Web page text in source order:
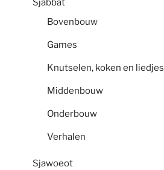
Sjabbat
Bovenbouw
Games
Knutselen, koken en liedjes
Middenbouw
Onderbouw
Verhalen
Sjawoeot